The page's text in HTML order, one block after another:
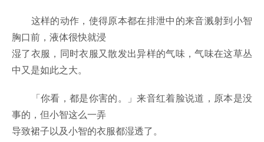
这样的动作，使得原本都在排泄中的来音溅射到小智
胸口前，液体很快就浸
湿了衣服，同时衣服又散发出异样的气味，气味在这草丛
中又是如此之大。
「你看，都是你害的。」来音红着脸说道，原本是没
事的，但小智这么一弄
导致裙子以及小智的衣服都湿透了。